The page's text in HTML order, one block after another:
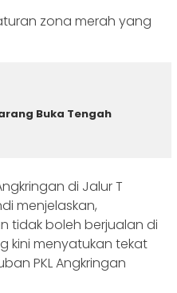
zona merah yang
Buka Tengah
di Jalur T
menjelaskan,
tidak boleh berjualan di
kini menyatukan tekat
PKL Angkringan